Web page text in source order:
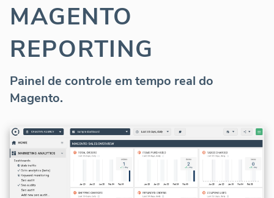
MAGENTO
REPORTING
Painel de controle em tempo real do
Magento.